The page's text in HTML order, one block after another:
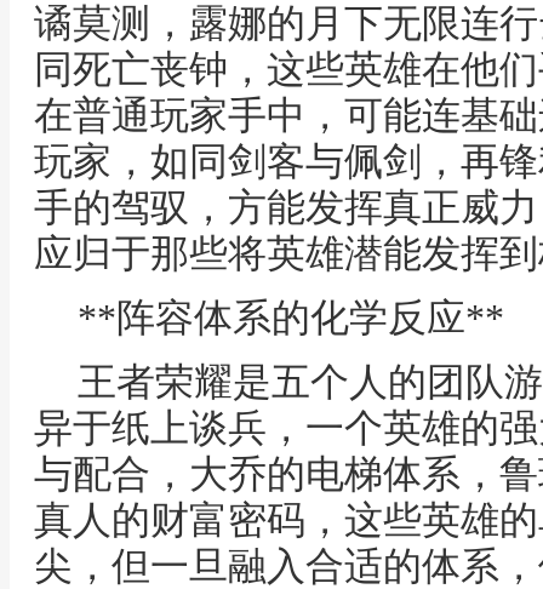
谲莫测，露娜的月下无限连
同死亡丧钟，这些英雄在他
在普通玩家手中，可能连基
玩家，如同剑客与佩剑，再
手的驾驭，方能发挥真正威
应归于那些将英雄潜能发挥
**阵容体系的化学反应**
王者荣耀是五个人的团队
异于纸上谈兵，一个英雄的
与配合，大乔的电梯体系，
真人的财富密码，这些英雄
尖，但一旦融入合适的体系